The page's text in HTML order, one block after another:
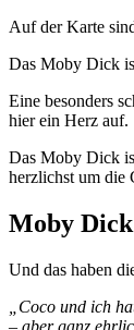
Auf der Karte
Das Moby Dick
Eine besonders
hier ein Herz auf.
Das Moby Dick
herzlichst um die
Moby
Und das haben
„Coco und ich
– aber ganz